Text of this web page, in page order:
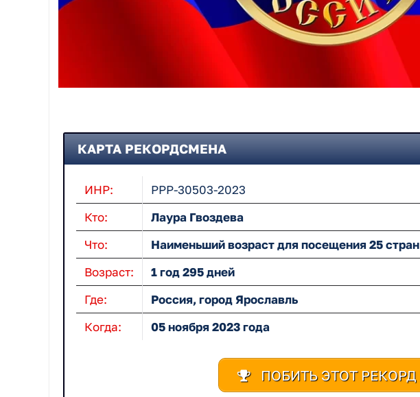
КАРТА РЕКОРДСМЕНА
ИНР:
РРР-30503-2023
Кто:
Лаура Гвоздева
Что:
Наименьший возраст для посещения 25 стран
Возраст:
1 год 295 дней
Где:
Россия, город Ярославль
Когда:
05 ноября 2023 года
ПОБИТЬ ЭТОТ РЕКОРД